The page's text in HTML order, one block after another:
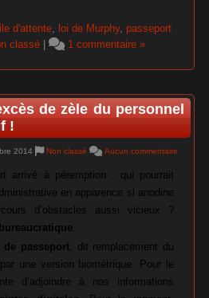
d'attente, loi de Murphy, passeport
classé| 1 commentaire »
de zèle du personnel
!
2014 Non classé Aucun commentaire
arrivé à péremption : qui pourrait
en apparence si anodine
d’obstacles aussi vicieux ?
bureaucratique.
de passeport, dit remplacement du
une version biométrique. Pour le
d’adjoindre à nos informations